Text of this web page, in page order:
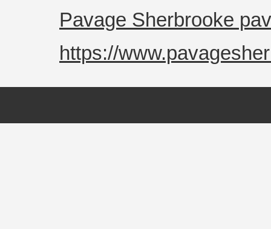
Pavage Sherbrooke
https://